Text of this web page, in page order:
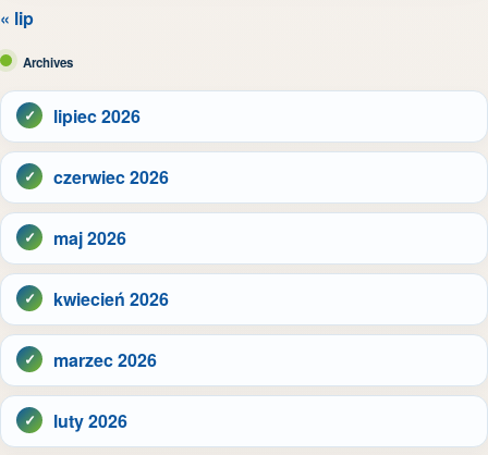
« lip
Archives
lipiec 2026
czerwiec 2026
maj 2026
kwiecień 2026
marzec 2026
luty 2026